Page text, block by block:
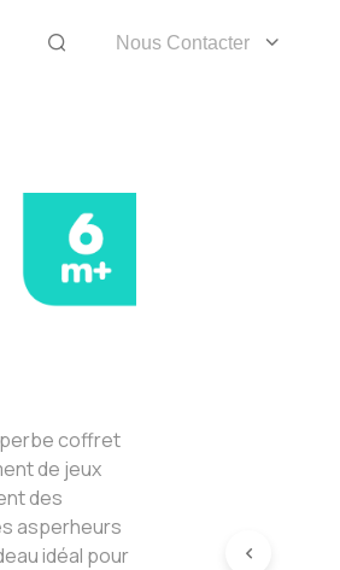
Nous Contacter
coffret
de jeux
des
asperheurs
idéal pour